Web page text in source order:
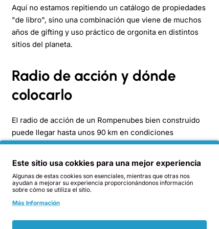
Aquí no estamos repitiendo un catálogo de propiedades
"de libro", sino una combinación que viene de muchos
años de gifting y uso práctico de orgonita en distintos
sitios del planeta.
Radio de acción y dónde
colocarlo
El radio de acción de un Rompenubes bien construido
puede llegar hasta unos 90 km en condiciones
favorables. No significa que haya una "barrera invisible"
donde más se nota el efecto, especialmente si lo
combinas con orgonita táctica como Tumbatorres y
HHG.
Dónde colocarlo:
Este sitio usa cokkies para una mejor experiencia
Algunas de estas cookies son esenciales, mientras que otras nos
ayudan a mejorar su experiencia proporcionándonos información
sobre cómo se utiliza el sitio.
Más Información